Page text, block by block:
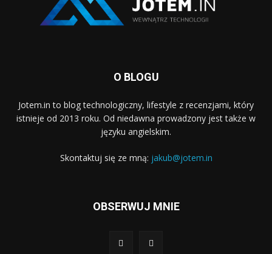
O BLOGU
Jotem.in to blog technologiczny, lifestyle z recenzjami, który
istnieje od 2013 roku. Od niedawna prowadzony jest także w
języku angielskim.
Skontaktuj się ze mną: jakub@jotem.in
OBSERWUJ MNIE